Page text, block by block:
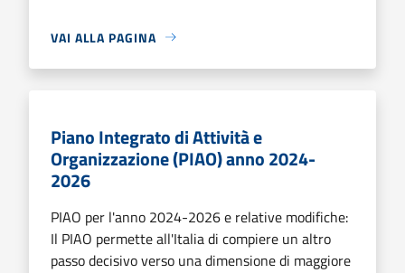
VAI ALLA PAGINA
Piano Integrato di Attività e
Organizzazione (PIAO) anno 2024-
2026
PIAO per l'anno 2024-2026 e relative modifiche:
Il PIAO permette all'Italia di compiere un altro
passo decisivo verso una dimensione di maggiore